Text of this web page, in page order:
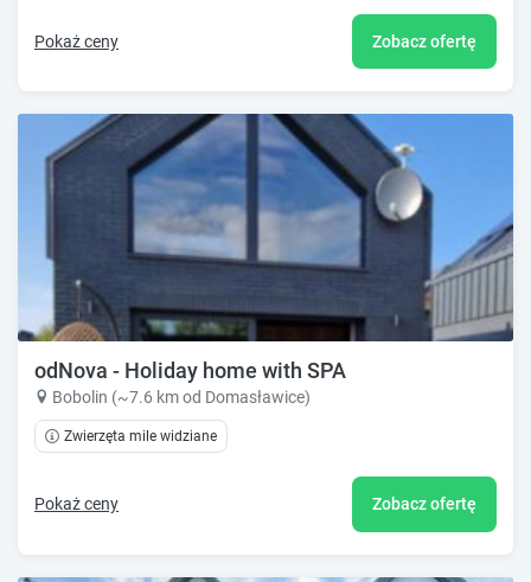
Pokaż ceny Zobacz ofertę
odNova - Holiday home with SPA
Bobolin (~7.6 km od Domasławice)
Zwierzęta mile widziane
Pokaż ceny Zobacz ofertę